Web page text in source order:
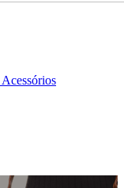
Acessórios